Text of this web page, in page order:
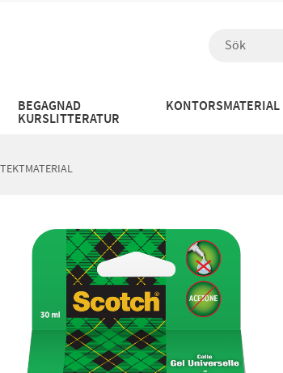
BEGAGNAD
KURSLITTERATUR
KONTORSMATERIAL